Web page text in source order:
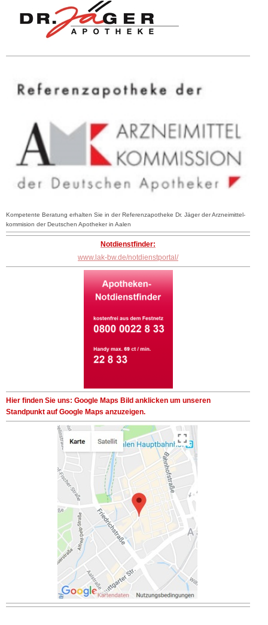
Kompetente Beratung erhalten Sie in der Referenzapotheke Dr. Jäger der Arzneimittel-
kommision der Deutschen Apotheker in Aalen
Notdienstfinder:
www.lak-bw.de/notdienstportal/
Hier finden Sie uns: Google Maps Bild anklicken um unseren
Standpunkt auf Google Maps anzuzeigen.